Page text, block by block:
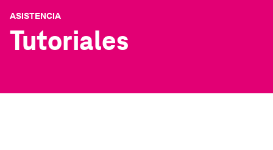
ASISTENCIA
Tutoriales